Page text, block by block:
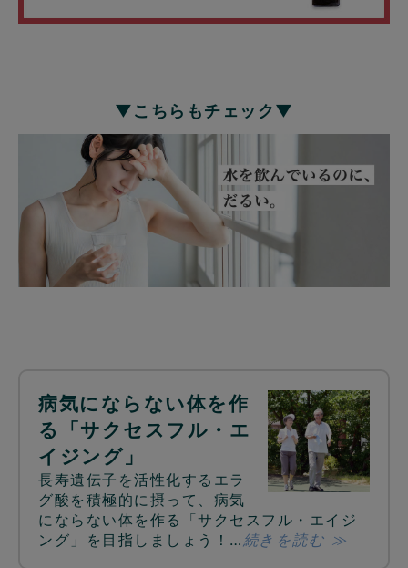
▼こちらもチェック▼
病気にならない体を作
る「サクセスフル・エ
イジング」
長寿遺伝子を活性化するエラ
グ酸を積極的に摂って、病気
にならない体を作る「サクセスフル・エイジ
ング」を目指しましょう！… 続きを読む ≫